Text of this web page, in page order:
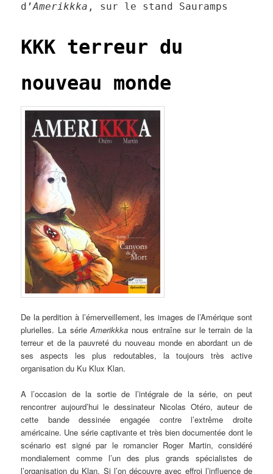
d’Amerikkka , sur le stand Sauramps
KKK terreur du
nouveau monde
De la perdition à l’émerveillement, les images de l’Amérique sont
plurielles. La sérieAmerikkka nous entraîne sur le terrain de la
terreur et de la pauvreté du nouveau monde en abordant un de
ses aspects les plus redoutables, la toujours très active
organisation du Ku Klux Klan.
A l’occasion de la sortie de l’intégrale de la série, on peut
rencontrer aujourd’hui le dessinateur Nicolas Otéro, auteur de
cette bande dessinée engagée contre l’extrême droite
américaine. Une série captivante et très bien documentée dont le
scénario est signé par le romancier Roger Martin, considéré
mondialement comme l’un des plus grands spécialistes de
l’organisation du Klan. Si l’on découvre avec effroi l’influence de